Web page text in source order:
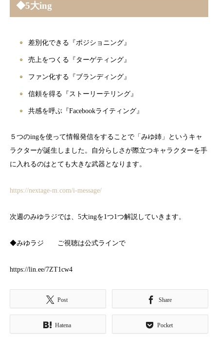
◆5大ing
差別化できる『ポジショニング』
売上をつくる『ターゲティング』
ファン化する『ブランディング』
信頼を得る『ストーリーテリング』
共感を呼ぶ『Facebookライティング』
５つのingを使って情報発信をすることで「みゆ姉」というキャ
ラクターが誕生しました。自分らしさが際立つキャラクターを手
に入れるのはとても大きな武器となります。
https://nextage-m.com/i-message/
次週のみゆラジでは、5大ingを1つ1つ解説していきます。
◆みゆラジ ご視聴は公式ラインで
https://lin.ee/7ZT1cw4
Post Share
Hatena Pocket